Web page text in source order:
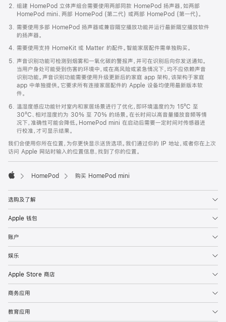
打
开)
组建 HomePod 立体声组合需要使用两部同款 HomePod 扬声器，如两部
HomePod mini、两部 HomePod (第二代) 或两部 HomePod (第一代)。
需要使用多部 HomePod 扬声器或兼容隔空播放功能并运行最新隔空播放软件
的扬声器。
需要使用支持 HomeKit 或 Matter 的配件。智能家居配件需单独购买。
声音识别功能可检测到烟雾和一氧化碳的警报声，并可在识别后向你发送通知。
当用户身处可能受到伤害的环境中，或在高风险或紧急情况下，均不应依赖声音
识别功能。声音识别功能需要使用升级更新后的家庭 app 架构，该架构于家庭
app 中单独提供。它要求所有连接家居配件的 Apple 设备均使用最新版本软
件。
温湿度感应功能针对室内和家居场景进行了优化，即环境温度约为 15ºC 至
30ºC、相对湿度约为 30% 至 70% 的场景。在长时间以高音量播放音频等情
况下，准确性可能会降低。HomePod mini 在启动后需要一定时间对传感器进
行校准，才可显示结果。
我们会使用你所在位置，为你更快显示送货选项。我们通过你的 IP 地址，或者你在上次
访问 Apple 网站时输入的位置信息，找到了你的位置。
HomePod 购买 HomePod mini
选购及了解
Apple 钱包
账户
娱乐
Apple Store 商店
商务应用
教育应用